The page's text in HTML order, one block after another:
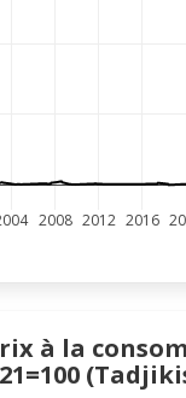
2008 2012 2016
à la